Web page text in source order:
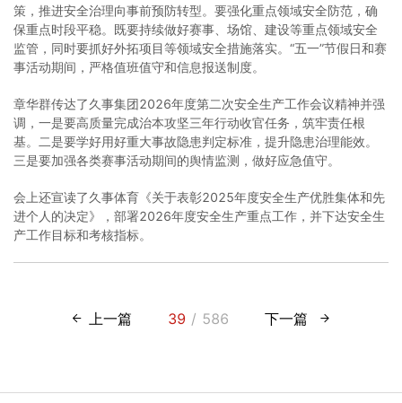
策，推进安全治理向事前预防转型。要强化重点领域安全防范，确
保重点时段平稳。既要持续做好赛事、场馆、建设等重点领域安全
监管，同时要抓好外拓项目等领域安全措施落实。“五一”节假日和赛
事活动期间，严格值班值守和信息报送制度。
章华群传达了久事集团2026年度第二次安全生产工作会议精神并强
调，一是要高质量完成治本攻坚三年行动收官任务，筑牢责任根
基。二是要学好用好重大事故隐患判定标准，提升隐患治理能效。
三是要加强各类赛事活动期间的舆情监测，做好应急值守。
会上还宣读了久事体育《关于表彰2025年度安全生产优胜集体和先
进个人的决定》，部署2026年度安全生产重点工作，并下达安全生
产工作目标和考核指标。
上一篇 39 / 586 下一篇